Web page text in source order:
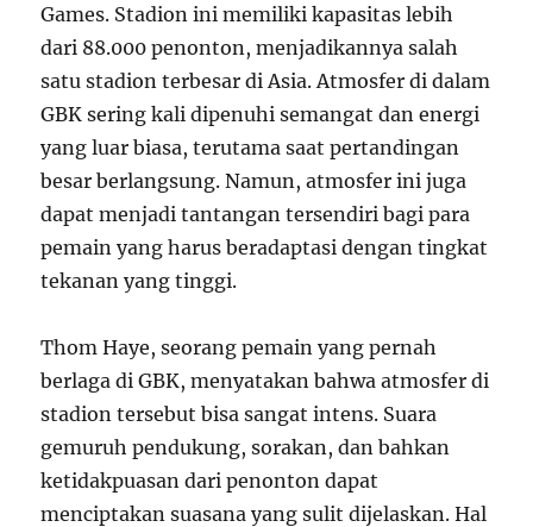
Games. Stadion ini memiliki kapasitas lebih
dari 88.000 penonton, menjadikannya salah
satu stadion terbesar di Asia. Atmosfer di dalam
GBK sering kali dipenuhi semangat dan energi
yang luar biasa, terutama saat pertandingan
besar berlangsung. Namun, atmosfer ini juga
dapat menjadi tantangan tersendiri bagi para
pemain yang harus beradaptasi dengan tingkat
tekanan yang tinggi.
Thom Haye, seorang pemain yang pernah
berlaga di GBK, menyatakan bahwa atmosfer di
stadion tersebut bisa sangat intens. Suara
gemuruh pendukung, sorakan, dan bahkan
ketidakpuasan dari penonton dapat
menciptakan suasana yang sulit dijelaskan. Hal